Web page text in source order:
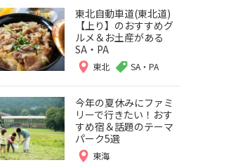
東北自動車道(東北道)
【上り】のおすすめグ
ルメ＆お土産がある
SA・PA
東北 SA・PA
今年の夏休みにファミ
リーで行きたい！おす
すめ宿＆話題のテーマ
パーク5選
東海